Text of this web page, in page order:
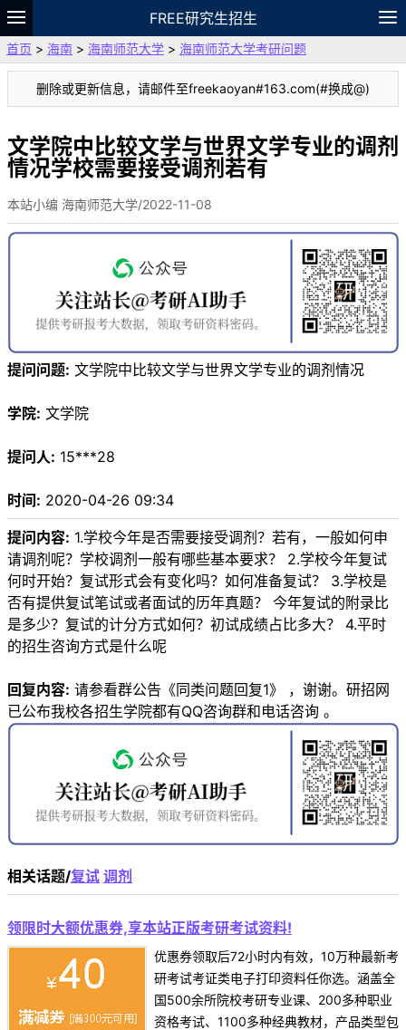
FREE研究生招生
题库
故事 专题 APP 笔记
论坛
VIP
资料
首页 > 海南 > 海南师范大学 > 海南师范大学考研问题
删除或更新信息，请邮件至freekaoyan#163.com(#换成@)
文学院中比较文学与世界文学专业的调剂
情况学校需要接受调剂若有
本站小编 海南师范大学/2022-11-08
提问问题: 文学院中比较文学与世界文学专业的调剂情况
学院: 文学院
提问人: 15***28
时间: 2020-04-26 09:34
提问内容: 1.学校今年是否需要接受调剂？若有，一般如何申
请调剂呢？学校调剂一般有哪些基本要求？ 2.学校今年复试
何时开始？复试形式会有变化吗？如何准备复试？ 3.学校是
否有提供复试笔试或者面试的历年真题？ 今年复试的附录比
是多少？复试的计分方式如何？初试成绩占比多大？ 4.平时
的招生咨询方式是什么呢
回复内容: 请参看群公告《同类问题回复1》 ，谢谢。研招网
已公布我校各招生学院都有QQ咨询群和电话咨询 。
相关话题/复试 调剂
领限时大额优惠券,享本站正版考研考试资料!
优惠券领取后72小时内有效，10万种最新考
研考试考证类电子打印资料任你选。涵盖全
国500余所院校考研专业课、200多种职业
资格考试、1100多种经典教材，产品类型包